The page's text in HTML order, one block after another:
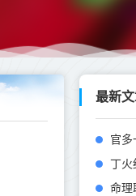
最新
官
丁火
命理